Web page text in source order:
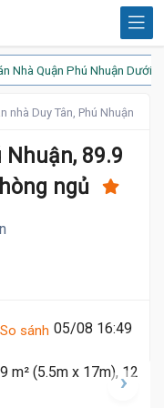
Nhà Quận Phú Nhuận Dưới
nhà Duy Tân, Phú Nhuận,
Nhuận, 89.9
ngủ
So sánh 05/08 16:49